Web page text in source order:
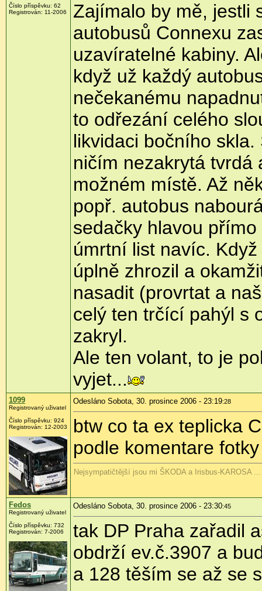
Číslo příspěvku: 62
Registrován: 11-2006
Zajímalo by mě, jestli
autobusů Connexu
uzavíratelné kabiny.
když už každý
nečekanému
to odřezání celého
likvidaci bočního
ničím nezakrytá tvrdá
možném místě. Až
popř. autobus
sedačky hlavou
úmrtní list navíc.
úplně zhrozil a
nasadit (provrtat a
celý ten trčící pahýl s
zakryl.
Ale ten volant, to je
vyjet...
1099
Registrovaný uživatel
Číslo příspěvku: 924
Registrován: 12-2003
Odesláno Sobota, 30. prosince 2006 - 23:19:28
btw co ta ex teplicka
podle komentare
Nejsympatičtější jsou mi ŠKODA a Irisbus-KAROSA ...
Fedos
Registrovaný uživatel
Číslo příspěvku: 732
Registrován: 7-2006
Odesláno Sobota, 30. prosince 2006 - 23:30:45
tak DP Praha zařadil
obdrží ev.č.3907 a
a 128 těším se až se